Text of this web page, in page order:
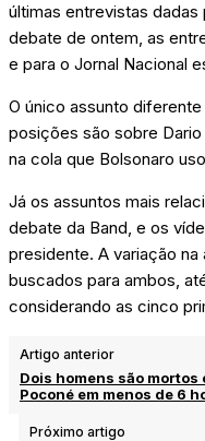
últimas entrevistas
debate de ontem, as
e para o Jornal Nacional
O único assunto
posições são sobre
na cola que Bolsonaro
Já os assuntos mais
debate da Band, e os
presidente. A variação
buscados para ambos,
considerando as cinco
Artigo anterior
Dois homens são mortos
Poconé em menos de 6
Próximo artigo